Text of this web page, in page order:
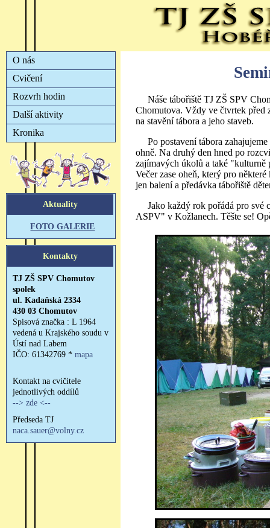
Náše tábořiště TJ ZŠ SPV
Chomutova. Vždy ve čtvrtek před
na stavění tábora a jeho staveb.
Po postavení tábora
ohně. Na druhý den hned po
zajímavých úkolů a také
Večer zase oheň, který pro
jen balení a předávka tábořiště
Jako každý rok pořádá pro
ASPV" v Kožlanech. Těšte se!